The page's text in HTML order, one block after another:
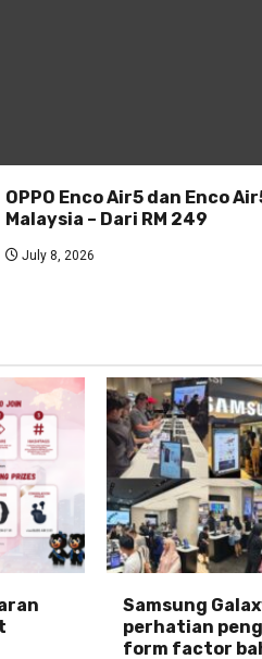
OPPO Enco Air5 dan Enco
Malaysia – Dari RM 249
July 8, 2026
Samsung
perhatian
form factor